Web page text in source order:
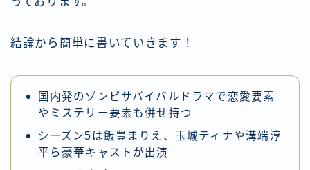
結論から簡単に書いていきます！
国内発のゾンビサバイバルドラマで恋愛要素
やミステリー要素も併せ持つ
シーズン5は飯豊まりえ、玉城ティナや溝端淳
平ら豪華キャストが出演